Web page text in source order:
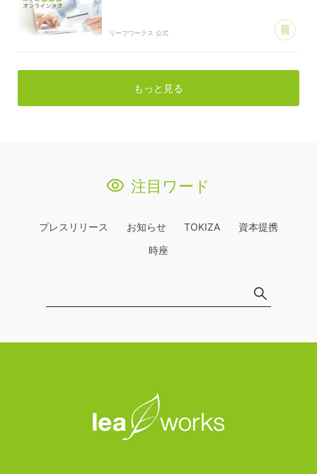
リーフワークス 公式
もっと見る
注目ワード
プレスリリース お知らせ TOKIZA
資本提携
時座